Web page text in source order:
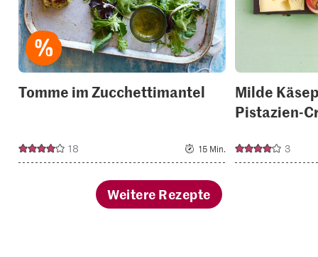
Tomme im Zucchettimantel
18 15 Min.
Milde
Pistazien-
3
Weitere Rezepte